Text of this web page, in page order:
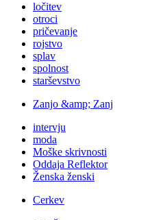
ločitev
otroci
pričevanje
rojstvo
splav
spolnost
starševstvo
Zanjo &amp; Zanj
intervju
moda
Moške skrivnosti
Oddaja Reflektor
Ženska ženski
Cerkev